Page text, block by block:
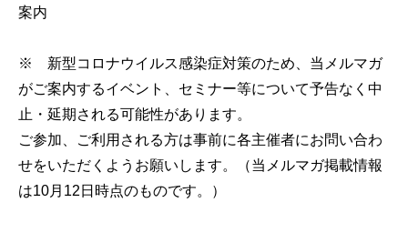
案内
※ 新型コロナウイルス感染症対策のため、当メルマガ
がご案内するイベント、セミナー等について予告なく中
止・延期される可能性があります。
ご参加、ご利用される方は事前に各主催者にお問い合わ
せをいただくようお願いします。（当メルマガ掲載情報
は10月12日時点のものです。）